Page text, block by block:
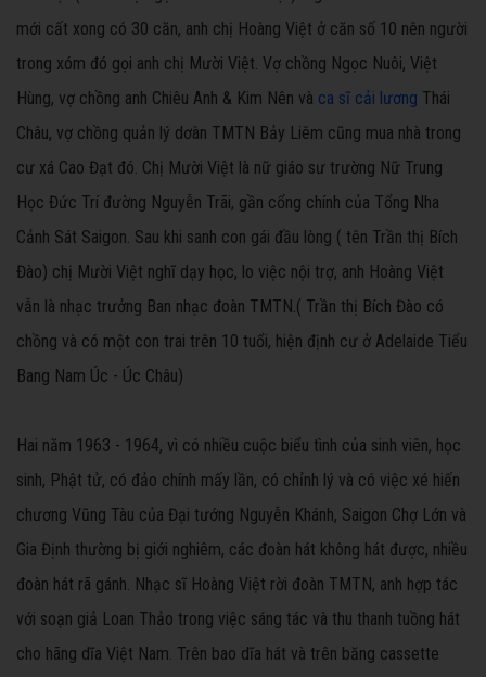
mới cất xong có 30 căn, anh chị Hoàng Việt ở căn số 10 nên người
trong xóm đó gọi anh chị Mười Việt. Vợ chồng Ngọc Nuôi, Việt
Hùng, vợ chồng anh Chiêu Anh & Kim Nên và ca sĩ cải lương Thái
Châu, vợ chồng quản lý dơàn TMTN Bảy Liêm cũng mua nhà trong
cư xá Cao Đạt đó. Chị Mười Việt là nữ giáo sư trường Nữ Trung
Học Đức Trí đường Nguyễn Trãi, gần cổng chính của Tổng Nha
Cảnh Sát Saigon. Sau khi sanh con gái đầu lòng ( tên Trần thị Bích
Đào) chị Mười Việt nghĩ dạy học, lo việc nội trợ, anh Hoàng Việt
vẫn là nhạc trưởng Ban nhạc đoàn TMTN.( Trần thị Bích Đào có
chồng và có một con trai trên 10 tuổi, hiện định cư ở Adelaide Tiểu
Bang Nam Úc - Úc Châu)
Hai năm 1963 - 1964, vì có nhiều cuộc biểu tình của sinh viên, học
sinh, Phật tử, có đảo chính mấy lần, có chỉnh lý và có việc xé hiến
chương Vũng Tàu của Đại tướng Nguyễn Khánh, Saigon Chợ Lớn và
Gia Định thường bị giới nghiêm, các đoàn hát không hát được, nhiều
đoàn hát rã gánh. Nhạc sĩ Hoàng Việt rời đoàn TMTN, anh hợp tác
với soạn giả Loan Thảo trong việc sáng tác và thu thanh tuồng hát
cho hãng dĩa Việt Nam. Trên bao dĩa hát và trên băng cassette